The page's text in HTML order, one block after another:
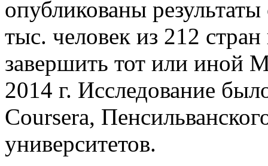
опубликованы
тыс. человек из 212
завершить тот или иной
2014 г. Исследование
Coursera,
университетов.